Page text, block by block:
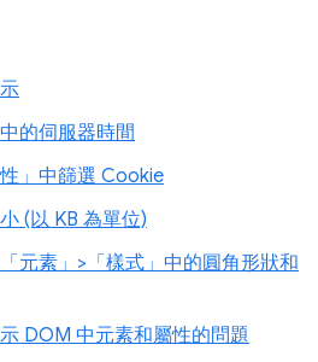
的伺服器時間
」中篩選 Cookie
(以 KB 為單位)
元素」>「樣式」中的圓角形狀和
DOM 中元素和屬性的問題